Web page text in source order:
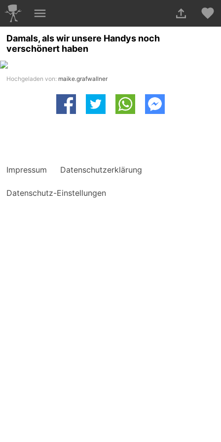
Damals, als wir unsere Handys noch
verschönert haben
Hochgeladen von: maike.grafwallner
Impressum Datenschutzerklärung
Datenschutz-Einstellungen